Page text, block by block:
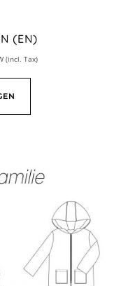
(EN)
(incl. Tax)